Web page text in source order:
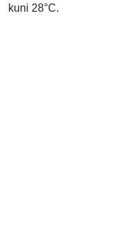
kuni 28°C.